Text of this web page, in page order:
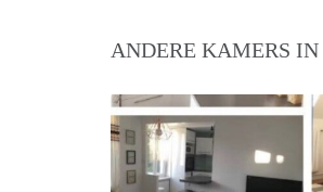
ANDERE KAMERS IN